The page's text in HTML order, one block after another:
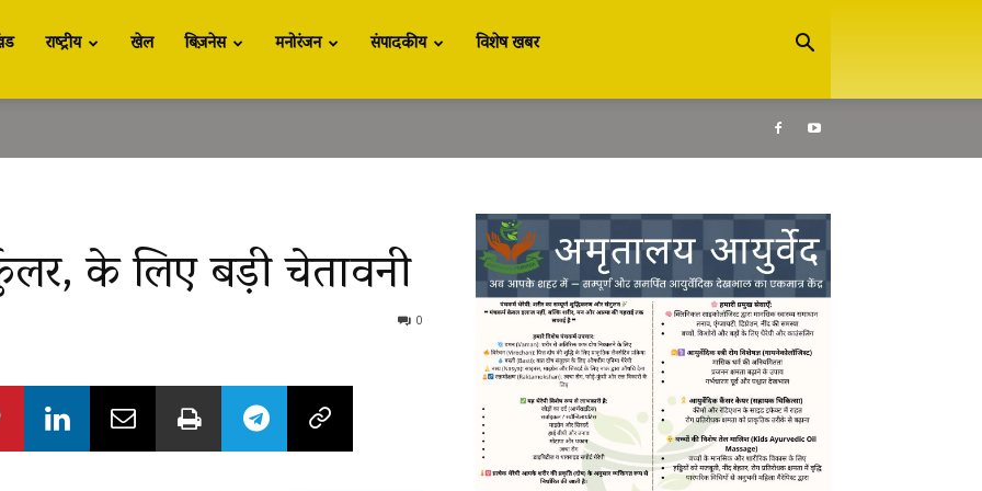
राष्ट्रीय खेल बिज़नेस मनोरंजन संपादकीय विशेष खबर
के लिए बड़ी चेतावनी
0